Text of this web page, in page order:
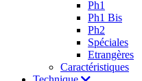
Ph1
Ph1 Bis
Ph2
Spéciales
Etrangères
Caractéristiques